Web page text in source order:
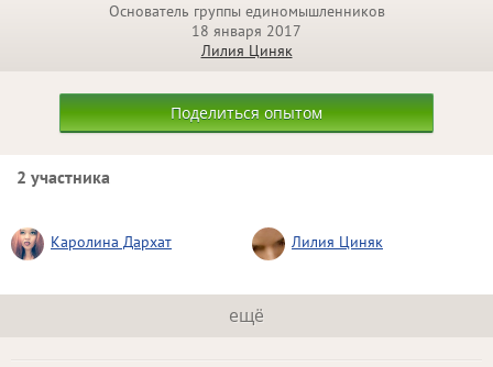
Основатель группы единомышленников
18 января 2017
Лилия Циняк
Поделиться опытом
2 участника
Каролина Дархат Лилия Циняк
ещё